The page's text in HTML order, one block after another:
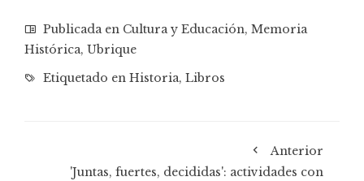
Publicada en Cultura y Educación, Memoria
Histórica, Ubrique
Etiquetado en Historia, Libros
Anterior
'Juntas, fuertes, decididas': actividades con